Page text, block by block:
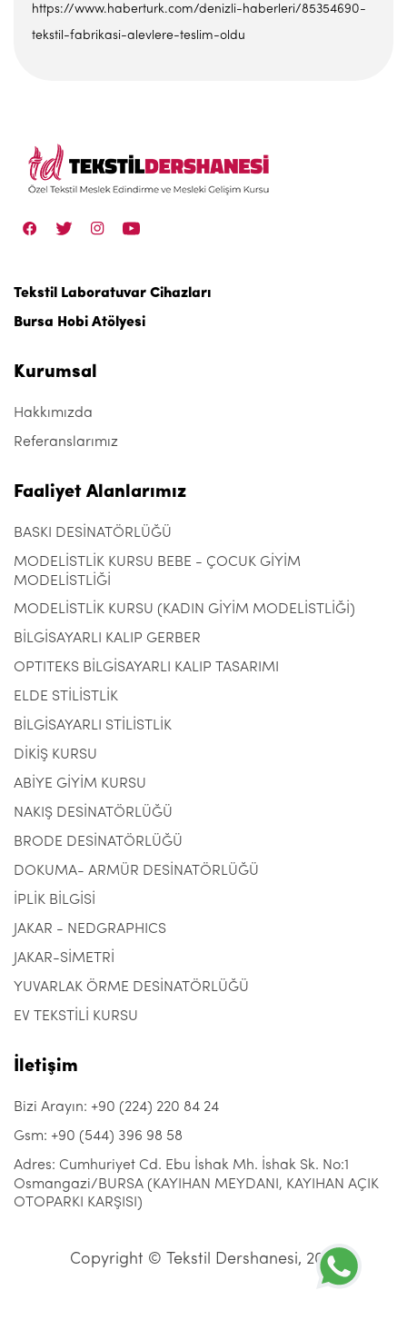
https://www.haberturk.com/denizli-haberleri/85354690-
tekstil-fabrikasi-alevlere-teslim-oldu
Tekstil Laboratuvar Cihazları
Bursa Hobi Atölyesi
Kurumsal
Hakkımızda
Referanslarımız
Faaliyet Alanlarımız
BASKI DESİNATÖRLÜĞÜ
MODELİSTLİK KURSU BEBE - ÇOCUK GİYİM
MODELİSTLİĞİ
MODELİSTLİK KURSU (KADIN GİYİM MODELİSTLİĞİ)
BİLGİSAYARLI KALIP GERBER
OPTITEKS BİLGİSAYARLI KALIP TASARIMI
ELDE STİLİSTLİK
BİLGİSAYARLI STİLİSTLİK
DİKİŞ KURSU
ABİYE GİYİM KURSU
NAKIŞ DESİNATÖRLÜĞÜ
BRODE DESİNATÖRLÜĞÜ
DOKUMA- ARMÜR DESİNATÖRLÜĞÜ
İPLİK BİLGİSİ
JAKAR - NEDGRAPHICS
JAKAR-SİMETRİ
YUVARLAK ÖRME DESİNATÖRLÜĞÜ
EV TEKSTİLİ KURSU
İletişim
Bizi Arayın: +90 (224) 220 84 24
Gsm: +90 (544) 396 98 58
Adres: Cumhuriyet Cd. Ebu İshak Mh. İshak Sk. No:1
Osmangazi/BURSA (KAYIHAN MEYDANI, KAYIHAN AÇIK
OTOPARKI KARŞISI)
Copyright © Tekstil Dershanesi, 2021